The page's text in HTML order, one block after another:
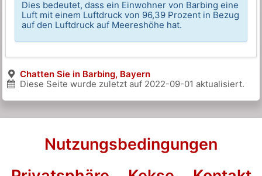
Dies bedeutet, dass ein Einwohner von Barbing eine
Luft mit einem Luftdruck von 96,39 Prozent in Bezug
auf den Luftdruck auf Meereshöhe hat.
Chatten Sie in Barbing, Bayern
Diese Seite wurde zuletzt auf 2022-09-01 aktualisiert.
Nutzungsbedingungen